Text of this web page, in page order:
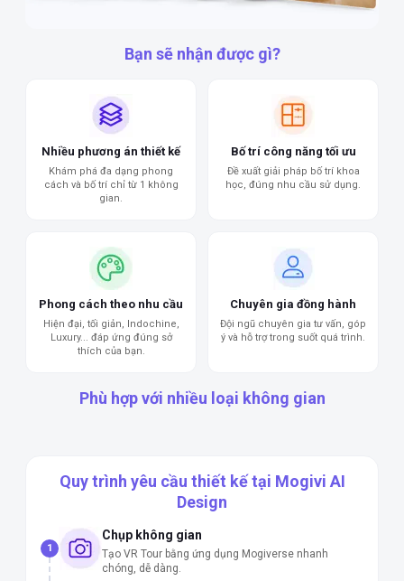
Bạn sẽ nhận được gì?
Nhiều phương án thiết kế
Khám phá đa dạng phong
cách và bố trí chỉ từ 1 không
gian.
Bố trí công năng tối ưu
Đề xuất giải pháp bố trí khoa
học, đúng nhu cầu sử dụng.
Phong cách theo nhu cầu
Hiện đại, tối giản, Indochine,
Luxury... đáp ứng đúng sở
thích của bạn.
Chuyên gia đồng hành
Đội ngũ chuyên gia tư vấn, góp
ý và hỗ trợ trong suốt quá trình.
Phù hợp với nhiều loại không gian
Căn hộ chung cư
Nhà phố / Nhà riêng
Quán cafe / Nhà hàng
Nail Salon / Spa
Quy trình yêu cầu thiết kế tại Mogivi AI
Design
1
Chụp không gian
Tạo VR Tour bằng ứng dụng Mogiverse nhanh
chóng, dễ dàng.